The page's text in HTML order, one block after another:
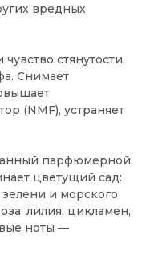
вредных
стянутости,
Снимает
(NMF), устраняет
парфюмерной
цветущий сад:
и морского
лилия, цикламен,
ноты —